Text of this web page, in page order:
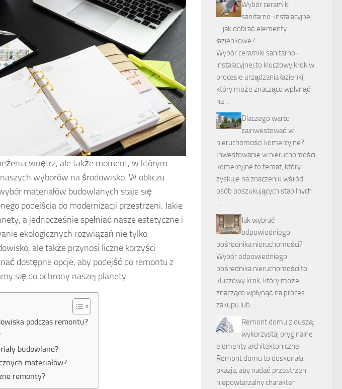
wnętrz, ale także moment, w którym
wyborów na środowisko. W obliczu
materiałów budowlanych staje się
podejścia do modernizacji przestrzeni. Jakie
a jednocześnie spełniać nasze estetyczne i
ekologicznych rozwiązań nie tylko
ale także przynosi liczne korzyści
dostępne opcje, aby podejść do remontu z
się do ochrony naszej planety.
podczas remontu?
budowlane?
materiałów?
remonty?
Wybór ceramiki
sanitarno-instalacyjnej
– jak dobrać elementy
łazienkowe?
Wybór ceramiki sanitarno-
instalacyjnej to kluczowy krok w
procesie urządzania łazienki,
który może znacząco wpłynąć
na …
Dlaczego warto
zainwestować w
nieruchomości komercyjne?
Inwestowanie w nieruchomości
komercyjne to temat, który
zyskuje na znaczeniu wśród
osób poszukujących stabilnych i
…
Jak wybrać
odpowiedniego
pośrednika nieruchomości?
Wybór odpowiedniego
pośrednika nieruchomości to
kluczowy krok, który może
znacząco wpłynąć na proces
zakupu lub …
Remont domu z duszą:
wykorzystaj oryginalne
elementy architektoniczne
Remont domu to doskonała
okazja, aby nadać przestrzeni
niepowtarzalny charakter i